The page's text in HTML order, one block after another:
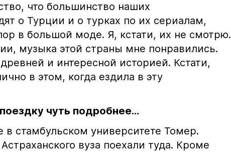
что большинство наших
о Турции и о турках по их сериалам,
в большой моде. Я, кстати, их не смотрю.
музыка этой страны мне понравились.
и интересной историей. Кстати,
в этом, когда ездила в эту
чуть подробнее...
в стамбульском университете Томер.
вуза поехали туда. Кроме